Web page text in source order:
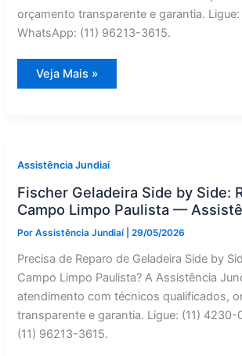
orçamento transparente e garantia.
WhatsApp: (11) 96213-3615.
Manutenção
Corretiva
em
Campo
Paulista
|
Assistência
Jundiaí
Veja Mais »
Assistência Jundiaí
Fischer Geladeira Side by Side:
Campo Limpo Paulista —
PorAssistência Jundiaí |29/05/2026
Precisa de Reparo de Geladeira Side by
Campo Limpo Paulista? A Assistência
atendimento com técnicos qualificados,
transparente e garantia. Ligue: (11) 4230-
(11) 96213-3615.